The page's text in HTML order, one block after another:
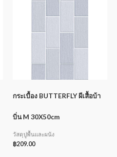
กระเบื้อง BUTTERFLY ผีเสื้อบ้า
บิ่น M 30X50cm
วัสดุปูพื้นและผนัง
฿209.00